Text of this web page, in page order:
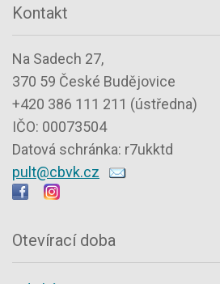
Kontakt
Na Sadech 27,
370 59 České Budějovice
+420 386 111 211 (ústředna)
IČO: 00073504
Datová schránka: r7ukktd
pult@cbvk.cz
Otevírací doba